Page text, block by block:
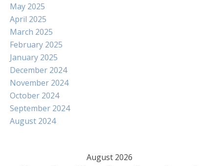
May 2025
April 2025
March 2025
February 2025
January 2025
December 2024
November 2024
October 2024
September 2024
August 2024
August 2026